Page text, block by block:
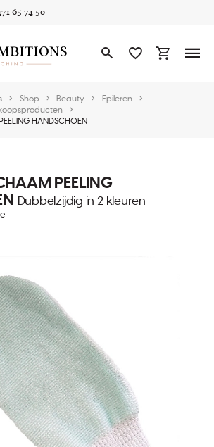
65 74 50
Shop Beauty
Epileren
HANDSCHOEN
PEELING
Dubbelzijdig in 2 kleuren